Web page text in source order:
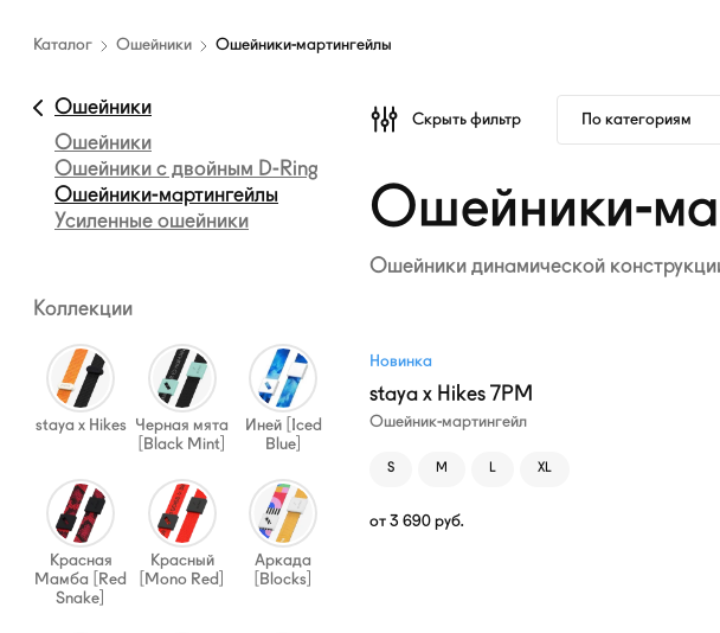
амуниции
Ошейники-
мартингейлы
Каталог Ошейники Ошейники-мартингейлы
Ошейники
Ошейники
Ошейники с двойным D-Ring
Ошейники-мартингейлы
Усиленные ошейники
Коллекции
staya x Hikes
Черная мята
[Black Mint]
Иней [Iced
Blue]
Красная
Мамба [Red
Snake]
Красный
[Mono Red]
Аркада
[Blocks]
Скрыть фильтр По категориям
Ошейники-
Ошейники динамической
Новинка
staya x Hikes 7PM
Ошейник-мартингейл
S M L XL
от 3 690 руб.